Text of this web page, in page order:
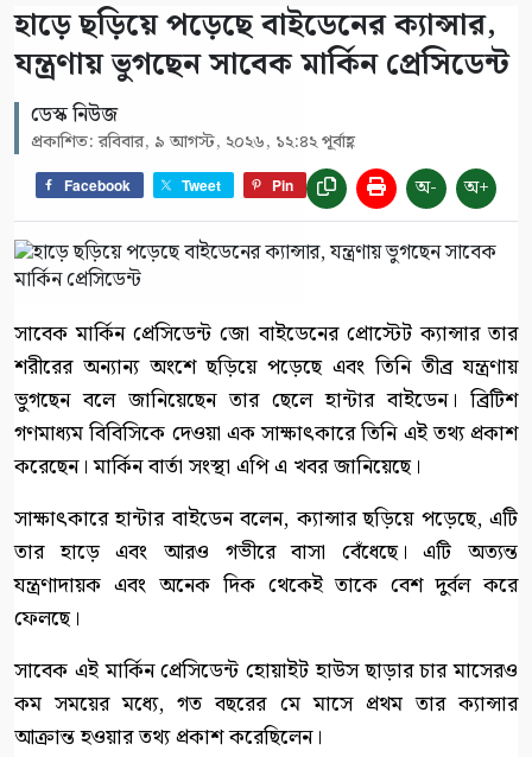
হাড়ে ছড়িয়ে পড়েছে বাইডেনের ক্যান্সার,
যন্ত্রণায় ভুগছেন সাবেক মার্কিন প্রেসিডেন্ট
ডেস্ক নিউজ
প্রকাশিত: রবিবার, ৯ আগস্ট, ২০২৬, ১২:৪২ পূর্বাহ্ণ
Facebook Tweet Pin অ- অ+
সাবেক মার্কিন প্রেসিডেন্ট জো বাইডেনের প্রোস্টেট ক্যান্সার তার
শরীরের অন্যান্য অংশে ছড়িয়ে পড়েছে এবং তিনি তীব্র যন্ত্রণায়
ভুগছেন বলে জানিয়েছেন তার ছেলে হান্টার বাইডেন। ব্রিটিশ
গণমাধ্যম বিবিসিকে দেওয়া এক সাক্ষাৎকারে তিনি এই তথ্য প্রকাশ
করেছেন। মার্কিন বার্তা সংস্থা এপি এ খবর জানিয়েছে।
সাক্ষাৎকারে হান্টার বাইডেন বলেন, ক্যান্সার ছড়িয়ে পড়েছে, এটি
তার হাড়ে এবং আরও গভীরে বাসা বেঁধেছে। এটি অত্যন্ত
যন্ত্রণাদায়ক এবং অনেক দিক থেকেই তাকে বেশ দুর্বল করে
ফেলছে।
সাবেক এই মার্কিন প্রেসিডেন্ট হোয়াইট হাউস ছাড়ার চার মাসেরও
কম সময়ের মধ্যে, গত বছরের মে মাসে প্রথম তার ক্যান্সার
আক্রান্ত হওয়ার তথ্য প্রকাশ করেছিলেন।